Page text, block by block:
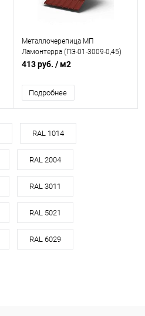
Металлочерепица МП
Ламонтерра (ПЭ-01-3009-0,45)
413 руб. / м2
Подробнее
RAL 1014
RAL 2004
RAL 3011
RAL 5021
RAL 6029